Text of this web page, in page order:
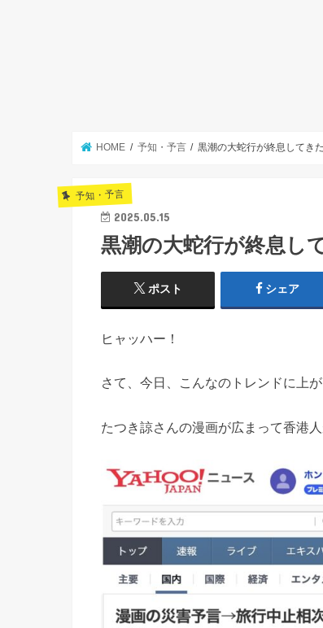
HOME 予知・予言 黒潮の大蛇行が終息してき
予知・予言
2025.05.15
黒潮の大蛇行が終息
ポスト シェア
ヒャッハー！
さて、今日、こんなのトレンドに上が
たつき諒さんの漫画が広まって香港